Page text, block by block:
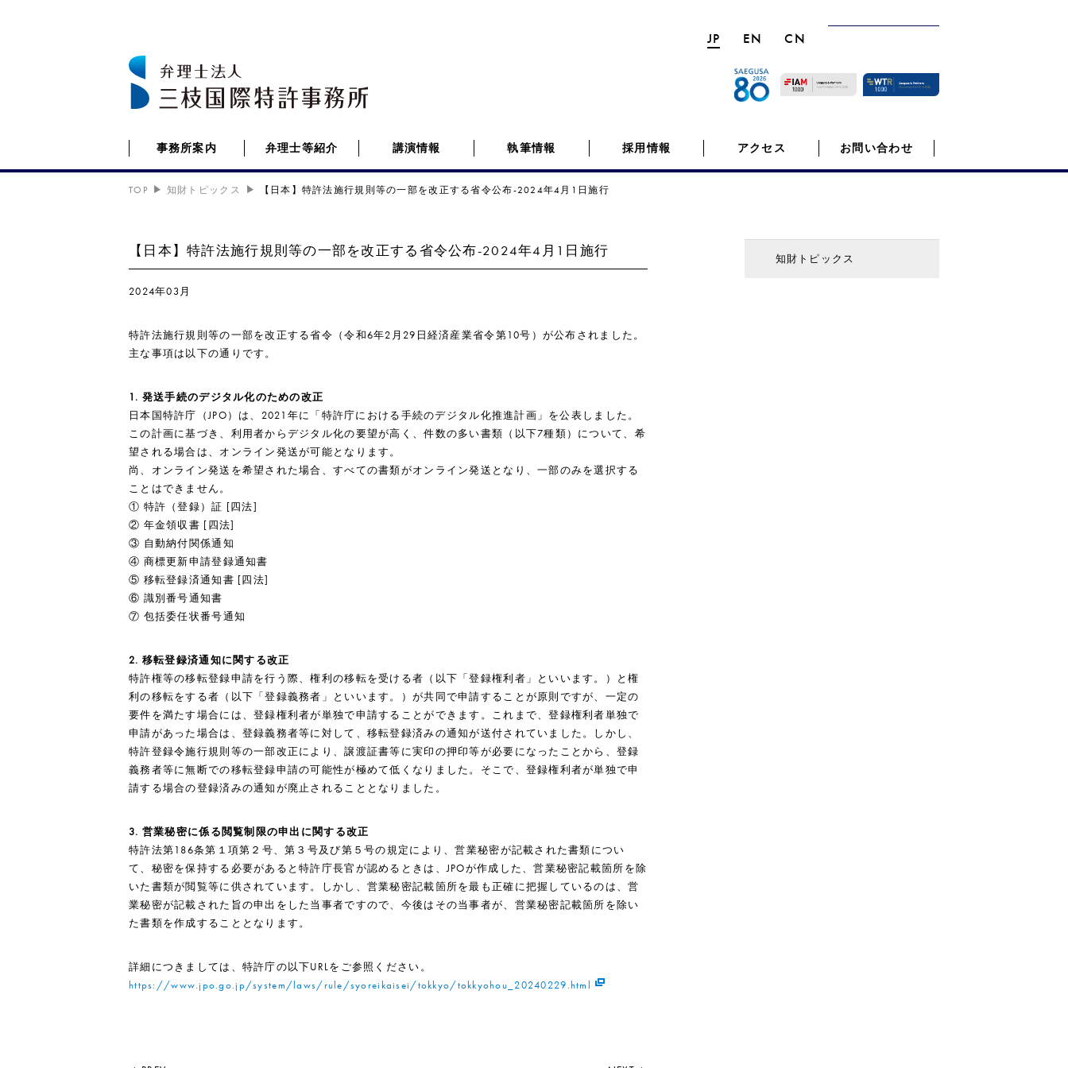
JP EN CN
事務所案内 弁理士等紹介 講演情報 執筆情報 採用情報 アクセス お問い合わせ
TOP 知財トピックス 【日本】特許法施行規則等の一部を改正する省令公布-2024年4月1日施行
【日本】特許法施行規則等の一部を改正する省令公布-2024年4月1日施行
2024年03月
特許法施行規則等の一部を改正する省令（令和6年2月29日経済産業省令第10号）が公布されました。
主な事項は以下の通りです。
1. 発送手続のデジタル化のための改正
日本国特許庁（JPO）は、2021年に「特許庁における手続のデジタル化推進計画」を公表しました。
この計画に基づき、利用者からデジタル化の要望が高く、件数の多い書類（以下7種類）について、希
望される場合は、オンライン発送が可能となります。
尚、オンライン発送を希望された場合、すべての書類がオンライン発送となり、一部のみを選択する
ことはできません。
① 特許（登録）証 [四法]
② 年金領収書 [四法]
③ 自動納付関係通知
④ 商標更新申請登録通知書
⑤ 移転登録済通知書 [四法]
⑥ 識別番号通知書
⑦ 包括委任状番号通知
2. 移転登録済通知に関する改正
特許権等の移転登録申請を行う際、権利の移転を受ける者（以下「登録権利者」といいます。）と権
利の移転をする者（以下「登録義務者」といいます。）が共同で申請することが原則ですが、一定の
要件を満たす場合には、登録権利者が単独で申請することができます。これまで、登録権利者単独で
申請があった場合は、登録義務者等に対して、移転登録済みの通知が送付されていました。しかし、
特許登録令施行規則等の一部改正により、譲渡証書等に実印の押印等が必要になったことから、登録
義務者等に無断での移転登録申請の可能性が極めて低くなりました。そこで、登録権利者が単独で申
請する場合の登録済みの通知が廃止されることとなりました。
3. 営業秘密に係る閲覧制限の申出に関する改正
特許法第186条第１項第２号、第３号及び第５号の規定により、営業秘密が記載された書類につい
て、秘密を保持する必要があると特許庁長官が認めるときは、JPOが作成した、営業秘密記載箇所を除
いた書類が閲覧等に供されています。しかし、営業秘密記載箇所を最も正確に把握しているのは、営
業秘密が記載された旨の申出をした当事者ですので、今後はその当事者が、営業秘密記載箇所を除い
た書類を作成することとなります。
詳細につきましては、特許庁の以下URLをご参照ください。
https://www.jpo.go.jp/system/laws/rule/syoreikaisei/tokkyo/tokkyohou_20240229.html
知財トピックス